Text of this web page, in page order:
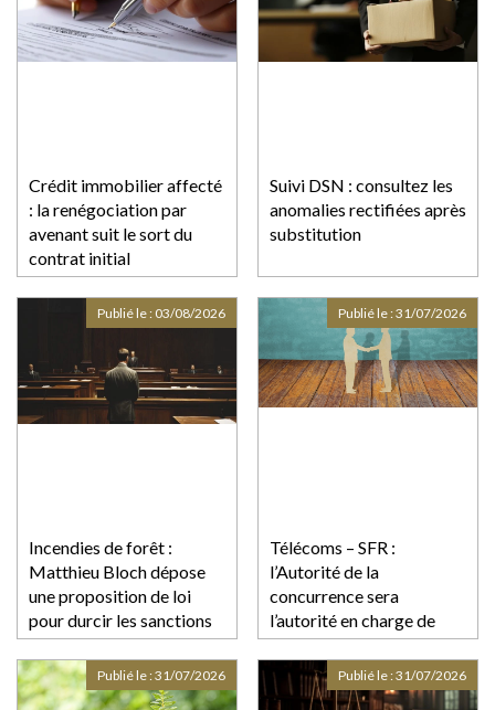
Crédit immobilier affecté
: la renégociation par
avenant suit le sort du
contrat initial
Suivi DSN : consultez les
anomalies rectifiées après
substitution
Incendies de forêt :
Matthieu Bloch dépose
une proposition de loi
pour durcir les sanctions
contre les incendiaires
Publié le : 03/08/2026
Télécoms – SFR :
l’Autorité de la
concurrence sera
l’autorité en charge de
l’examen du rachat de SFR
(Altice France)
Publié le :31/07/2026
Publié le :31/07/2026 Publié le :31/07/2026